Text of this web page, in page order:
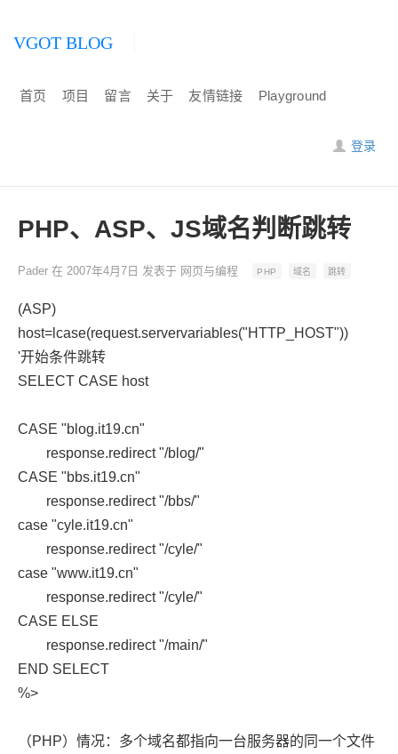
VGOT BLOG
首页 项目 留言 关于 友情链接 Playground
登录
PHP、ASP、JS域名判断跳转
Pader 在 2007年4月7日 发表于 网页与编程 PHP 域名 跳转
(ASP)
host=lcase(request.servervariables("HTTP_HOST"))
'开始条件跳转
SELECT CASE host
CASE "blog.it19.cn"
response.redirect "/blog/"
CASE "bbs.it19.cn"
response.redirect "/bbs/"
case "cyle.it19.cn"
response.redirect "/cyle/"
case "www.it19.cn"
response.redirect "/cyle/"
CASE ELSE
response.redirect "/main/"
END SELECT
%>
（PHP）情况：多个域名都指向一台服务器的同一个文件